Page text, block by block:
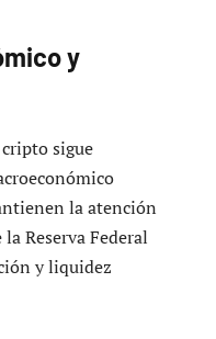
y
sigue
la atención
Reserva Federal
y liquidez